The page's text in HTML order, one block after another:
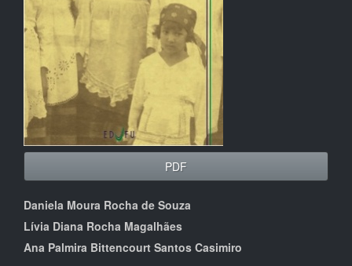
PDF
Conteúdo
do
Daniela Moura Rocha de Souza
Lívia Diana Rocha Magalhães
Ana Palmira Bittencourt Santos Casimiro